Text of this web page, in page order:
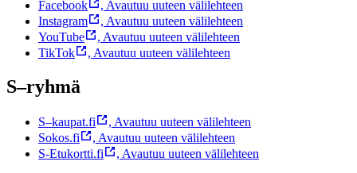
Facebook
, Avautuu uuteen välilehteen
Instagram
, Avautuu uuteen välilehteen
YouTube
, Avautuu uuteen välilehteen
TikTok
, Avautuu uuteen välilehteen
S–ryhmä
S–kaupat.fi , Avautuu uuteen välilehteen
Sokos.fi
, Avautuu uuteen välilehteen
S-Etukortti.fi
, Avautuu uuteen välilehteen